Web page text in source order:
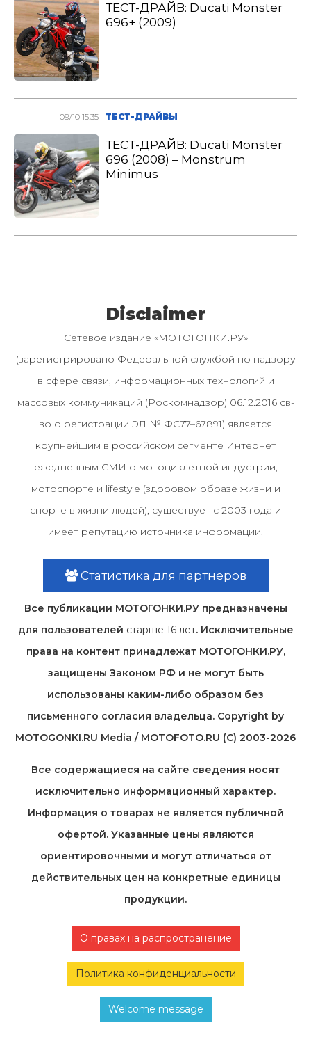
ТЕСТ-ДРАЙВ: Ducati Monster
696+ (2009)
09/10 15:35 ТЕСТ-ДРАЙВЫ
ТЕСТ-ДРАЙВ: Ducati Monster
696 (2008) – Monstrum
Minimus
Disclaimer
Сетевое издание «МОТОГОНКИ.РУ»
(зарегистрировано Федеральной службой по надзору
в сфере связи, информационных технологий и
массовых коммуникаций (Роскомнадзор) 06.12.2016 св-
во о регистрации ЭЛ № ФС77–67891) является
крупнейшим в российском сегменте Интернет
ежедневным СМИ о мотоциклетной индустрии,
мотоспорте и lifestyle (здоровом образе жизни и
спорте в жизни людей), существует с 2003 года и
имеет репутацию источника информации.
Статистика для партнеров
Все публикации МОТОГОНКИ.РУ предназначены
для пользователей старше 16 лет. Исключительные
права на контент принадлежат МОТОГОНКИ.РУ,
защищены Законом РФ и не могут быть
использованы каким-либо образом без
письменного согласия владельца. Copyright by
MOTOGONKI.RU Media / MOTOFOTO.RU (C) 2003-2026
Все содержащиеся на cайте сведения носят
исключительно информационный характер.
Информация о товарах не является публичной
офертой. Указанные цены являются
ориентировочными и могут отличаться от
действительных цен на конкретные единицы
продукции.
О правах на распространение
Политика конфиденциальности
Welcome message